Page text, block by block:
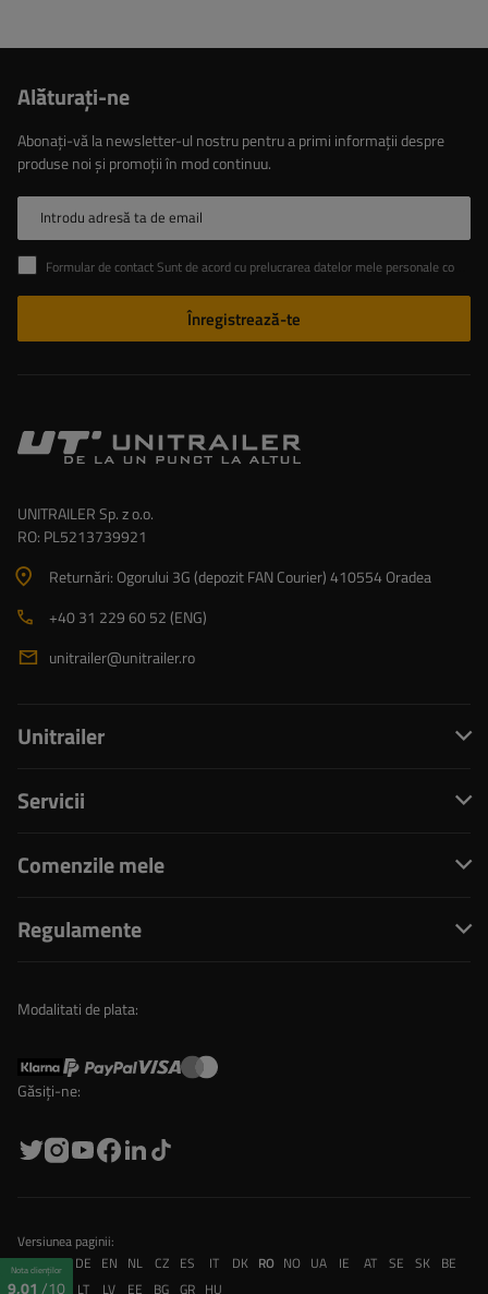
Alăturaţi-ne
Abonați-vă la newsletter-ul nostru pentru a primi informații despre
produse noi și promoții în mod continuu.
Introdu adresă ta de email
Formular de contact Sunt de acord cu prelucrarea datelor mele personale conținute în formularul de contact în conformitate cu Regulamentul Parlamentului European și al Consiliului (UE)
Înregistrează-te
UNITRAILER Sp. z o.o.
RO: PL5213739921
Returnări: Ogorului 3G (depozit FAN Courier) 410554 Oradea
+40 31 229 60 52 (ENG)
unitrailer@unitrailer.ro
Unitrailer
Servicii
Comenzile mele
Regulamente
Modalitati de plata:
Găsiți-ne:
Versiunea paginii:
PL FR DE EN NL CZ ES IT DK RO NO UA IE AT SE SK BE
CH
PT LT LV EE BG GR HU
Nota clienților
9,01 /10